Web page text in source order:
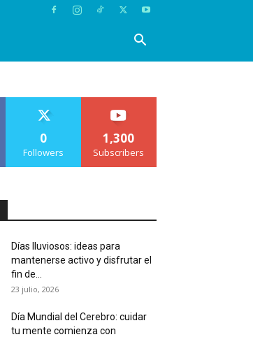
0
Followers
1,300
Subscribers
Días lluviosos: ideas para
mantenerse activo y disfrutar el
fin de...
23 julio, 2026
Día Mundial del Cerebro: cuidar
tu mente comienza con